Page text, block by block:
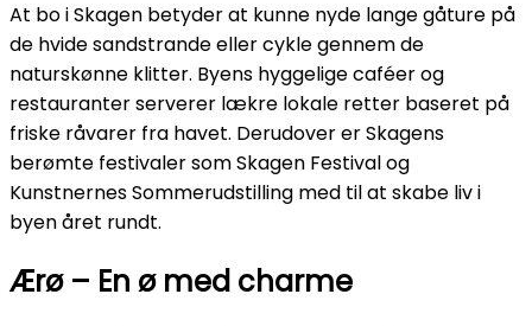
At bo i Skagen betyder at kunne nyde lange gåture på
de hvide sandstrande eller cykle gennem de
naturskønne klitter. Byens hyggelige caféer og
restauranter serverer lækre lokale retter baseret på
friske råvarer fra havet. Derudover er Skagens
berømte festivaler som Skagen Festival og
Kunstnernes Sommerudstilling med til at skabe liv i
byen året rundt.
Ærø – En ø med charme